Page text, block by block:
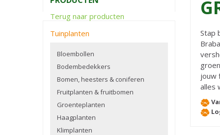
Stap
jouw
alles
Terug naar producten
Tuinplanten
Bloembollen
Bodembedekkers
Bomen, heesters & coniferen
Fruitplanten & fruitbomen
Groenteplanten
Haagplanten
Klimplanten